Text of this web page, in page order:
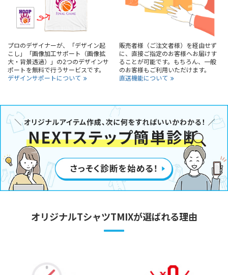
プロのデザイナーが、「デザイン起
こし」「画像加工サポート（画像拡
大・背景透過）」の2つのデザインサ
ポートを無料で行うサービスです。
デザインサポートについて
販売者様（ご注文者様）を経由せず
に、直接ご指定のお客様へお届けす
ることが可能です。もちろん、一般
のお客様もご利用いただけます。
直送機能について
オリジナルTシャツTMIXが選ばれる理由